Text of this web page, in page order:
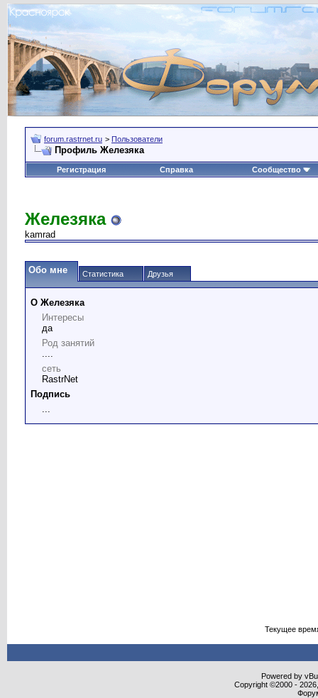
forum.rastrnet.ru > Пользователи
Профиль Железяка
Регистрация Справка Сообщество
Железяка
kamrad
Обо мне Статистика Друзья
О Железяка
Интересы
да
Род занятий
....
сеть
RastrNet
Подпись
...
Текущее
Powered by
Copyright ©2000 -